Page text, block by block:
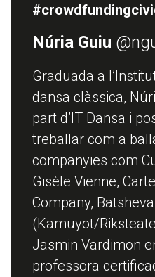
Núria Guiu
Graduada a
dansa clàssica,
part d’IT Dansa i
treballar com a
companyies com
Gisèle Vienne,
Company,
(Kamuyot/
Jasmin Vardimon
professora